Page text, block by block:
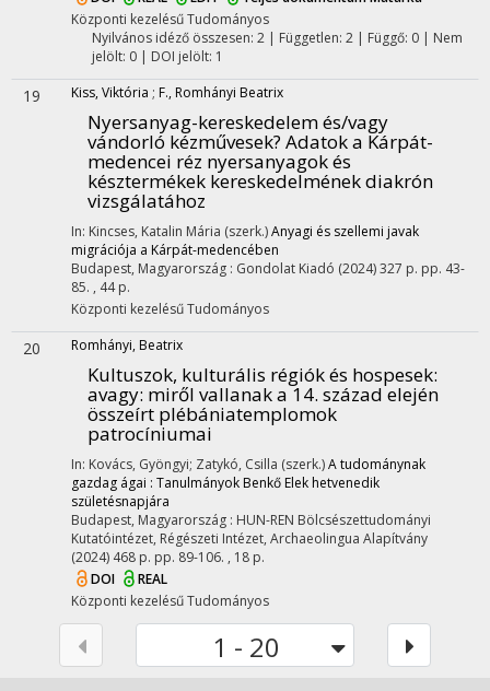
Központi kezelésűTudományos
Nyilvános idéző összesen: 2| Független: 2 | Függő: 0 | Nem
jelölt: 0 | DOI jelölt: 1
19 Kiss, Viktória ; F., Romhányi Beatrix
Nyersanyag-kereskedelem és/vagy
vándorló kézművesek? Adatok a Kárpát-
medencei réz nyersanyagok és
késztermékek kereskedelmének diakrón
vizsgálatához
In: Kincses, Katalin Mária (szerk.)Anyagi és szellemi javak
migrációja a Kárpát-medencében
Budapest, Magyarország : Gondolat Kiadó (2024)327 p. pp. 43-
85. , 44 p.
Központi kezelésűTudományos
20 Romhányi, Beatrix
Kultuszok, kulturális régiók és hospesek:
avagy: miről vallanak a 14. század elején
összeírt plébániatemplomok
patrocíniumai
In: Kovács, Gyöngyi; Zatykó, Csilla (szerk.)A tudománynak
gazdag ágai : Tanulmányok Benkő Elek hetvenedik
születésnapjára
Budapest, Magyarország : HUN-REN Bölcsészettudományi
Kutatóintézet, Régészeti Intézet, Archaeolingua Alapítvány
(2024) 468 p. pp. 89-106. , 18 p.
DOI
REAL
Központi kezelésűTudományos
1 - 20